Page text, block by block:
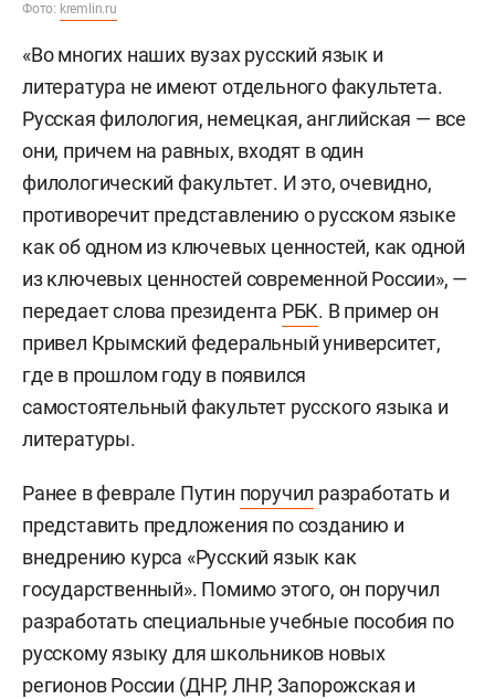
Фото: kremlin.ru
«Во многих наших вузах русский язык и
литература не имеют отдельного факультета.
Русская филология, немецкая, английская — все
они, причем на равных, входят в один
филологический факультет. И это, очевидно,
противоречит представлению о русском языке
как об одном из ключевых ценностей, как одной
из ключевых ценностей современной России», —
передает слова президента РБК. В пример он
привел Крымский федеральный университет,
где в прошлом году в появился
самостоятельный факультет русского языка и
литературы.
Ранее в феврале Путин поручил разработать и
представить предложения по созданию и
внедрению курса «Русский язык как
государственный». Помимо этого, он поручил
разработать специальные учебные пособия по
русскому языку для школьников новых
регионов России (ДНР, ЛНР, Запорожская и